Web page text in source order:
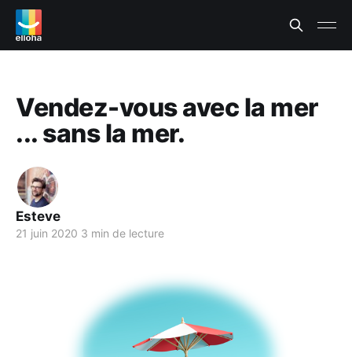
Vendez-vous avec la mer
... sans la mer.
Esteve
21 juin 2020 3 min de lecture